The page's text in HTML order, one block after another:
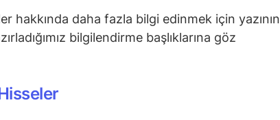
hakkında daha fazla bilgi edinmek için yazının
bilgilendirme başlıklarına göz